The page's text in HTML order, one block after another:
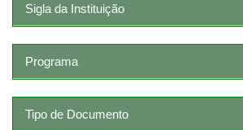
Sigla da Instituição
Programa
Tipo de Documento